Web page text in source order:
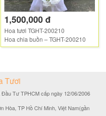
1,500,000 đ
Hoa tươi TGHT-200210
Hoa chia buồn – TGHT-200210
Tươi
Tư TPHCM cấp ngày 12/06/2006
Hòa, TP Hồ Chí Minh, Việt Nam(gần